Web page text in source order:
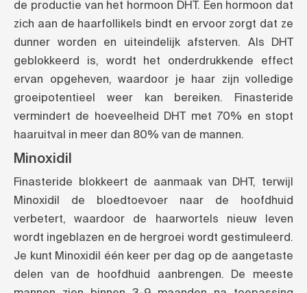
de productie van het hormoon DHT. Een hormoon dat
zich aan de haarfollikels bindt en ervoor zorgt dat ze
dunner worden en uiteindelijk afsterven. Als DHT
geblokkeerd is, wordt het onderdrukkende effect
ervan opgeheven, waardoor je haar zijn volledige
groeipotentieel weer kan bereiken. Finasteride
vermindert de hoeveelheid DHT met 70% en stopt
haaruitval in meer dan 80% van de mannen.
Minoxidil
Finasteride blokkeert de aanmaak van DHT, terwijl
Minoxidil de bloedtoevoer naar de hoofdhuid
verbetert, waardoor de haarwortels nieuw leven
wordt ingeblazen en de hergroei wordt gestimuleerd.
Je kunt Minoxidil één keer per dag op de aangetaste
delen van de hoofdhuid aanbrengen. De meeste